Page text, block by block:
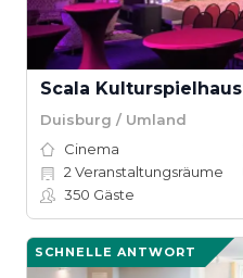
Scala Kulturspielhaus
Duisburg / Umland
Cinema
2 Veranstaltungsräume
350 Gäste
SCHNELLE ANTWORT